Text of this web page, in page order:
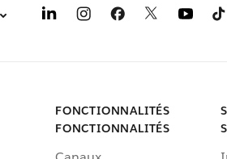
FONCTIONNALITÉS
FONCTIONNALITÉS